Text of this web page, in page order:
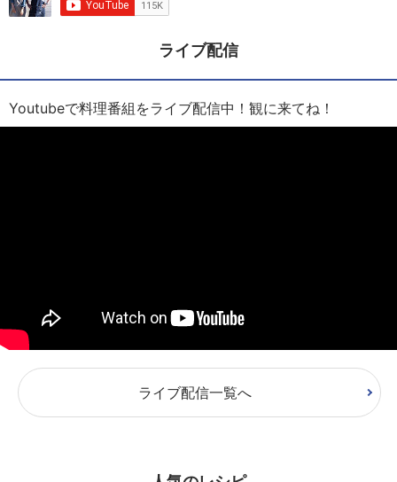
ライブ配信
Youtubeで料理番組をライブ配信中！観に来てね！
ライブ配信一覧へ